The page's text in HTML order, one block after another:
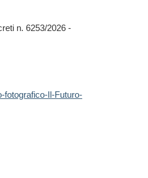
n. 6253/2026 -
fotografico-Il-Futuro-